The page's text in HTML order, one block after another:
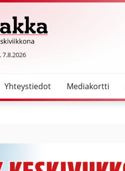
Yhteystiedot Mediakortti